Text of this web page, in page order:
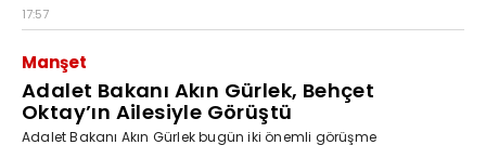
17:57
Manşet
Adalet Bakanı Akın Gürlek, Behçet
Oktay’ın Ailesiyle Görüştü
Adalet Bakanı Akın Gürlek bugün iki önemli görüşme